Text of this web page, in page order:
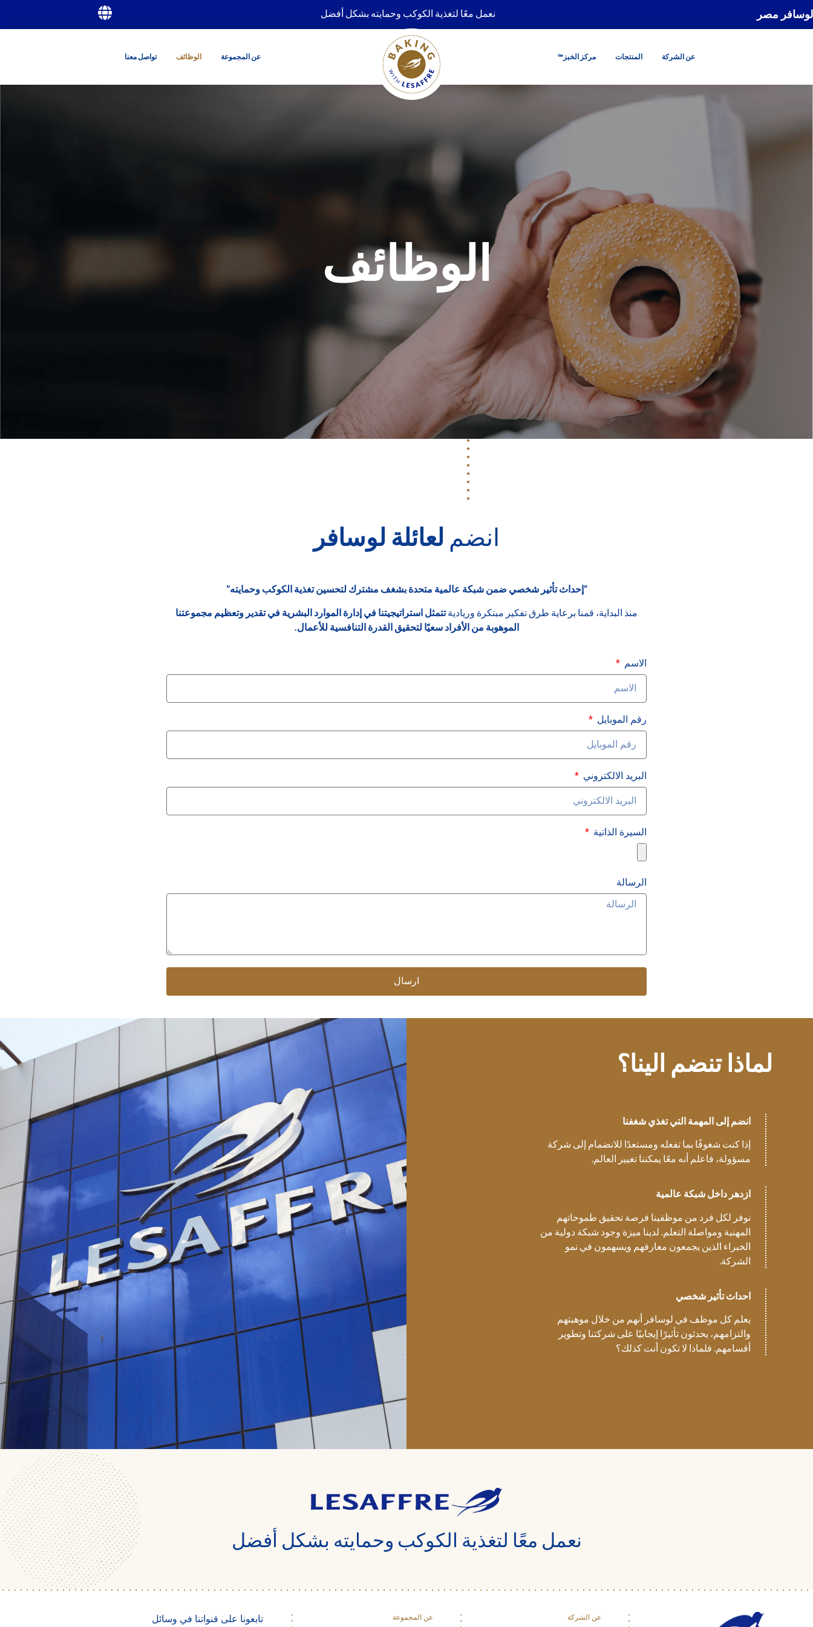
لوسافر مصر نعمل معًا لتغذية الكوكب وحمايته بشكل أفضل
عن الشركة المنتجات مركز الخبز™ عن المجموعة الوظائف تواصل معنا
الوظائف
انضم لعائلة لوسافر
“إحداث تأثير شخصي ضمن شبكة عالمية متحدة بشغف مشترك لتحسين تغذية الكوكب وحمايته”
منذ البداية، قمنا برعاية طرق تفكير مبتكرة ورياديةتتمثل استراتيجيتنا في إدارة الموارد البشرية في تقدير وتعظيم مجموعتنا
الموهوبة من الأفراد سعيًا لتحقيق القدرة التنافسية للأعمال.
الاسم
رقم الموبايل
البريد الالكتروني
السيرة الذاتية
الرسالة
ارسال
لماذا تنضم الينا؟
انضم إلى المهمة التي تغذي شغفنا
إذا كنت شغوفًا بما تفعله ومستعدًا للانضمام إلى شركة
مسؤولة، فاعلم أنه معًا يمكننا تغيير العالم.
ازدهر داخل شبكة عالمية
نوفر لكل فرد من موظفينا فرصة تحقيق طموحاتهم
المهنية ومواصلة التعلم. لدينا ميزة وجود شبكة دولية من
الخبراء الذين يجمعون معارفهم ويسهمون في نمو
الشركة.
احداث تأثير شخصي
يعلم كل موظف في لوسافر أنهم من خلال موهبتهم
والتزامهم، يحدثون تأثيرًا إيجابيًا على شركتنا وتطوير
أقسامهم. فلماذا لا تكون أنت كذلك؟
نعمل معًا لتغذية الكوكب وحمايته بشكل أفضل
عن الشركة عن المجموعة تابعونا على قنواتنا في وسائل